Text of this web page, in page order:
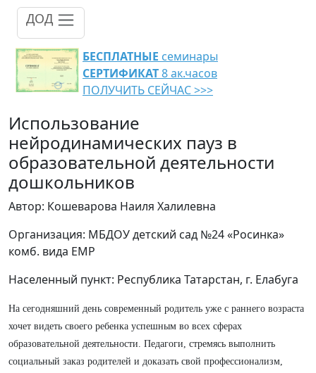
ДОД
БЕСПЛАТНЫЕ семинары
СЕРТИФИКАТ8 ак.часов
ПОЛУЧИТЬ СЕЙЧАС >>>
Использование
нейродинамических пауз в
образовательной деятельности
дошкольников
Автор: Кошеварова Наиля Халилевна
Организация: МБДОУ детский сад №24 «Росинка»
комб. вида ЕМР
Населенный пункт: Республика Татарстан, г. Елабуга
На сегодняшний день современный родитель уже с раннего возраста
хочет видеть своего ребенка успешным во всех сферах
образовательной деятельности. Педагоги, стремясь выполнить
социальный заказ родителей и доказать свой профессионализм,